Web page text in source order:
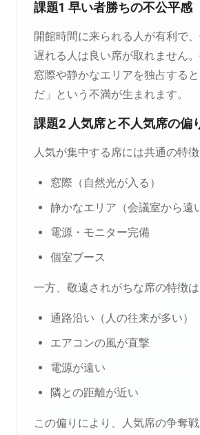
課題1 早い者勝ちの不公平感
開館時間に来られる人が有利で
遅れる人は良い席が取れません
窓際や静かなエリアを独占する
だ」という不満が生まれます。
課題2 人気席と不人気席の偏
人気が集中する席には共通の特徴
窓際（自然光が入る）
静かなエリア（会議室から遠
電源・モニター完備
個室ブース
一方、敬遠されがちな席の特徴は
通路沿い（人の往来が多い）
エアコンの風が直撃
電源が遠い
隣との距離が近い
この偏りにより、人気席の争奪